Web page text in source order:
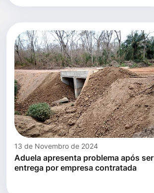
13 de Novembro de 2024
Aduela apresenta problema após ser
entrega por empresa contratada